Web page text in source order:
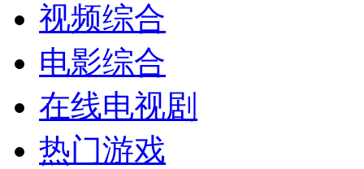
视频综合
电影综合
在线电视剧
热门游戏